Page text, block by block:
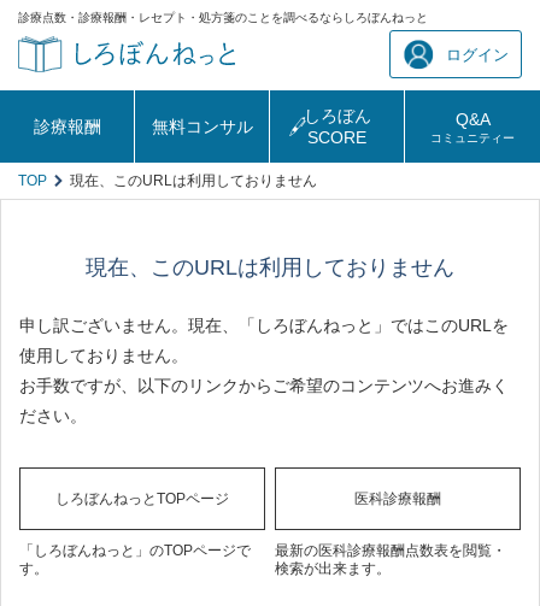
診療点数・診療報酬・レセプト・処方箋のことを調べるならしろぼんねっと
ログイン
診療報酬 無料コンサル
しろぼん
SCORE
Q&A
コミュニティー
TOP 現在、このURLは利用しておりません
現在、このURLは利用しておりません
申し訳ございません。現在、「しろぼんねっと」ではこのURLを
使用しておりません。
お手数ですが、以下のリンクからご希望のコンテンツへお進みく
ださい。
しろぼんねっとTOPページ
「しろぼんねっと」のTOPページで
す。
医科診療報酬
最新の医科診療報酬点数表を閲覧・
検索が出来ます。